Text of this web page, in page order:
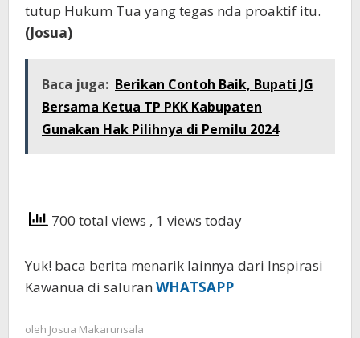
tutup Hukum Tua yang tegas nda proaktif itu.
(Josua)
Baca juga: Berikan Contoh Baik, Bupati JG
Bersama Ketua TP PKK Kabupaten
Gunakan Hak Pilihnya di Pemilu 2024
700 total views , 1 views today
Yuk! baca berita menarik lainnya dari Inspirasi
Kawanua di saluran WHATSAPP
oleh Josua Makarunsala